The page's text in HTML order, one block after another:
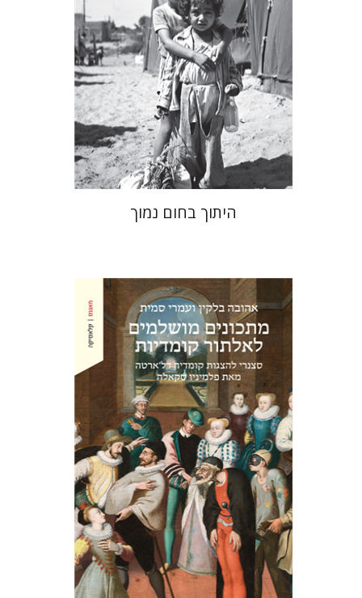
הנחת אתר ספר מודפס
$46
$41
היתוך בחום נמוך
אהובה בלקין עמרי סמית
הנחת אתר ספר מודפס
$42
$38